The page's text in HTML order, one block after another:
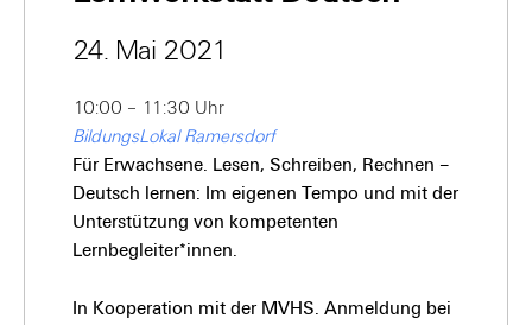
24. Mai 2021
10:00 – 11:30 Uhr
BildungsLokal Ramersdorf
Für Erwachsene. Lesen, Schreiben, Rechnen –
Deutsch lernen: Im eigenen Tempo und mit der
Unterstützung von kompetenten
Lernbegleiter*innen.
In Kooperation mit der MVHS. Anmeldung bei